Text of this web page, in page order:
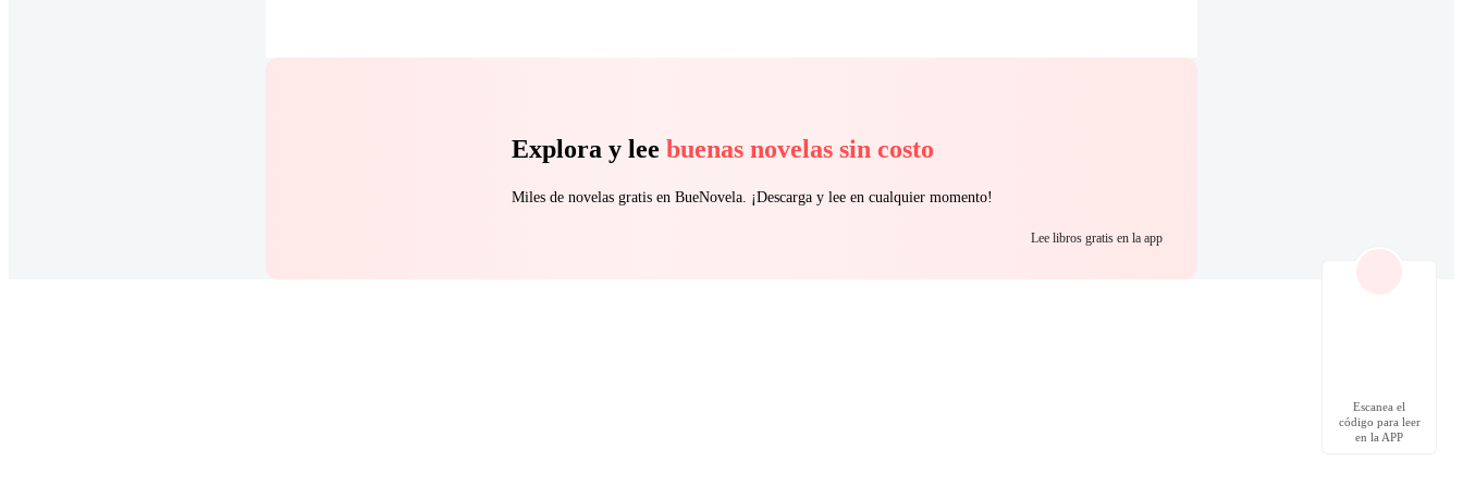
Explora y lee buenas novelas sin costo
Miles de novelas gratis en BueNovela. ¡Descarga y lee en cualquier momento!
Lee libros gratis en la app
Escanea el
código para leer
en la APP